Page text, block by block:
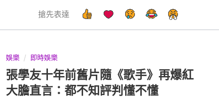
搶先表達
娛樂 即時娛樂
張學友十年前舊片隨《歌手》再爆紅
大膽直言：都不知評判懂不懂